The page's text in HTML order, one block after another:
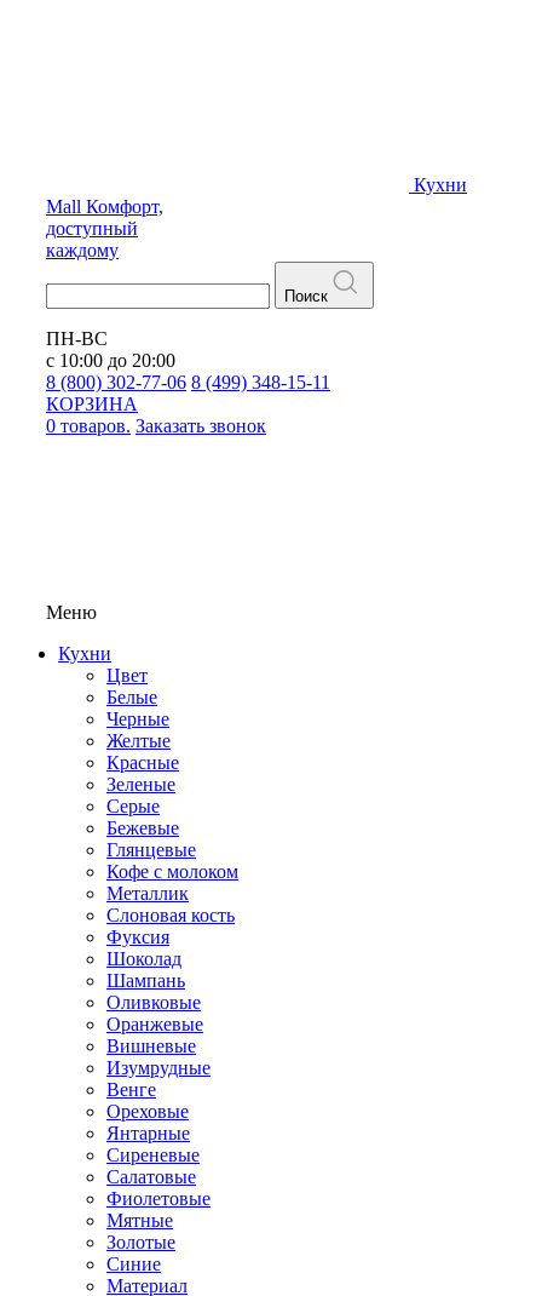
Кухни
Mall Комфорт,
доступный
каждому
Поиск
ПН-ВС
с 10:00 до 20:00
8 (800) 302-77-06 8 (499) 348-15-11
КОРЗИНА
0 товаров. Заказать звонок
Меню
Кухни
Цвет
Белые
Черные
Желтые
Красные
Зеленые
Серые
Бежевые
Глянцевые
Кофе с молоком
Металлик
Слоновая кость
Фуксия
Шоколад
Шампань
Оливковые
Оранжевые
Вишневые
Изумрудные
Венге
Ореховые
Янтарные
Сиреневые
Салатовые
Фиолетовые
Мятные
Золотые
Синие
Материал